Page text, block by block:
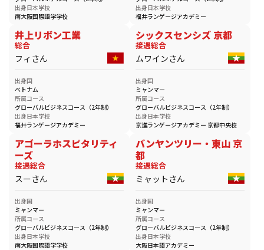
出身日本学校
南大阪国際語学学校
出身日本学校
福井ランゲージアカデミー
井上リボン工業
総合
フィさん
出身国
ベトナム
所属コース
グローバルビジネスコース（2年制）
出身日本学校
福井ランゲージアカデミー
シックスセンシズ 京都
接遇総合
ムワインさん
出身国
ミャンマー
所属コース
グローバルビジネスコース（2年制）
出身日本学校
京進ランゲージアカデミー 京都中央校
アゴーラホスピタリティ
ーズ
接遇総合
スーさん
出身国
ミャンマー
所属コース
グローバルビジネスコース（2年制）
出身日本学校
南大阪国際語学学校
バンヤンツリー・東山 京
都
接遇総合
ミャットさん
出身国
ミャンマー
所属コース
グローバルビジネスコース（2年制）
出身日本学校
大阪日本語アカデミー